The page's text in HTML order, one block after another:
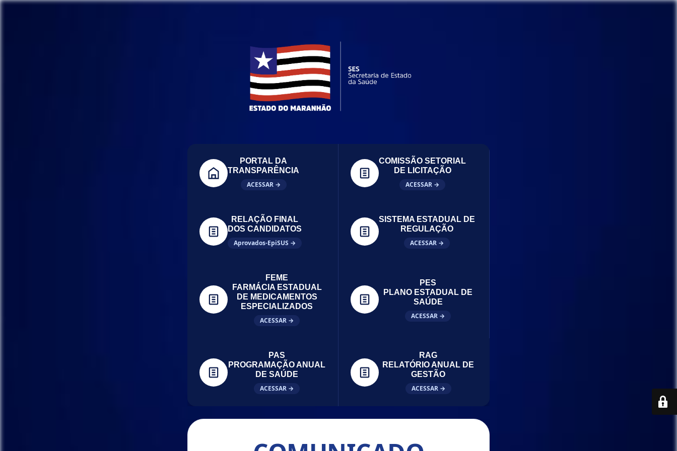
PORTAL DA
TRANSPARÊNCIA
ACESSAR →
COMISSÃO SETORIAL
DE LICITAÇÃO
ACESSAR →
RELAÇÃO FINAL
DOS CANDIDATOS
Aprovados-EpiSUS →
SISTEMA ESTADUAL DE
REGULAÇÃO
ACESSAR →
FEME
FARMÁCIA ESTADUAL
DE MEDICAMENTOS
ESPECIALIZADOS
ACESSAR →
PES
PLANO ESTADUAL DE
SAÚDE
ACESSAR →
PAS
PROGRAMAÇÃO ANUAL
DE SAÚDE
ACESSAR →
RAG
RELATÓRIO ANUAL DE
GESTÃO
ACESSAR →